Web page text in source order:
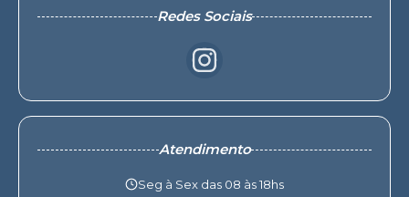
Redes Sociais
Atendimento
Seg à Sex das 08 às 18hs